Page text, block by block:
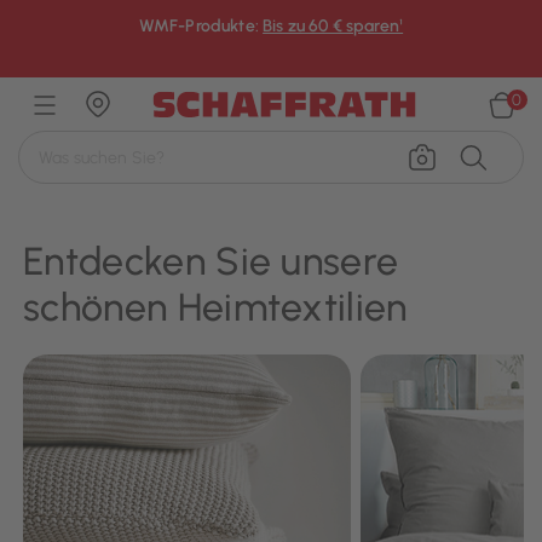
WMF-Produkte: Bis zu 60 € sparen¹
0
Entdecken Sie unsere
schönen Heimtextilien